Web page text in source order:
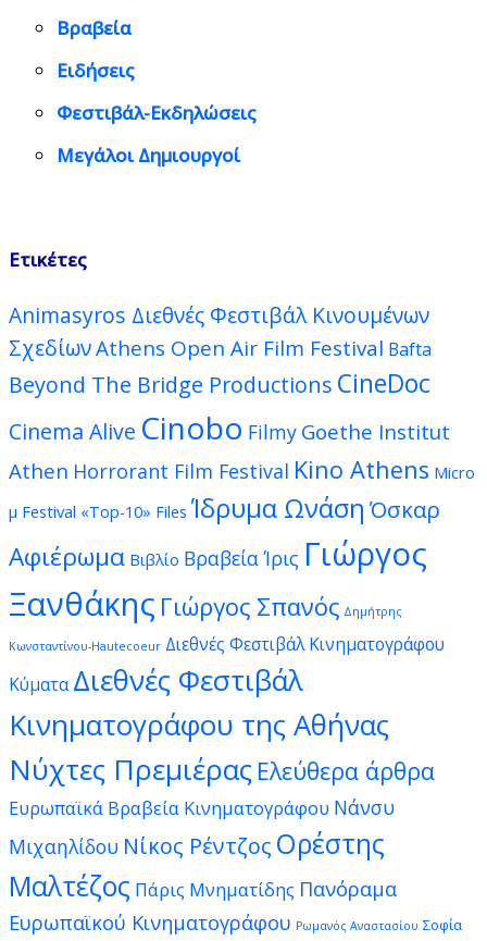
Βραβεία
Ειδήσεις
Φεστιβάλ-Εκδηλώσεις
Μεγάλοι Δημιουργοί
Ετικέτες
Animasyros Διεθνές Φεστιβάλ Κινουμένων
ΣχεδίωνAthens Open Air Film Festival Bafta
Beyond The Bridge Productions CineDoc
Cinema Alive Cinobo Filmy Goethe Institut
Athen Horrorant Film Festival Kino Athens Micro
μ Festival «Top-10» Files Ίδρυμα Ωνάση Όσκαρ
Αφιέρωμα Βιβλίο Βραβεία Ίρις Γιώργος
Ξανθάκης Γιώργος Σπανός Δημήτρης
Κωνσταντίνου-Hautecoeur Διεθνές Φεστιβάλ Κινηματογράφου
Κύματα Διεθνές Φεστιβάλ
Κινηματογράφου της Αθήνας
Νύχτες Πρεμιέρας Ελεύθερα άρθρα
Ευρωπαϊκά Βραβεία Κινηματογράφου Νάνσυ
Μιχαηλίδου Νίκος Ρέντζος Ορέστης
Μαλτέζος Πάρις Μνηματίδης Πανόραμα
Ευρωπαϊκού Κινηματογράφου Ρωμανός Αναστασίου Σοφία